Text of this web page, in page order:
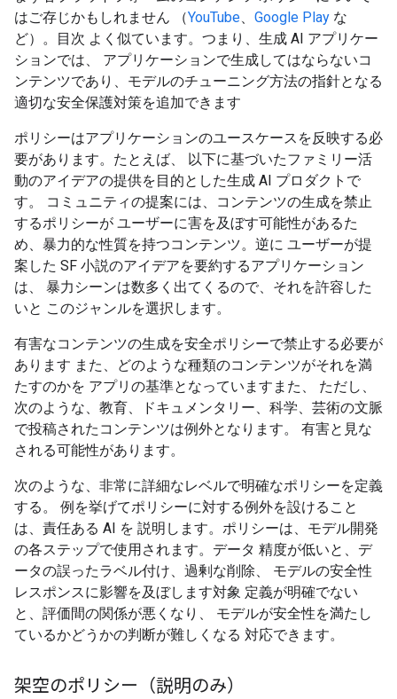
はご存じかもしれません （YouTube、 Google Play な
ど）。目次 よく似ています。つまり、生成 AI アプリケー
ションでは、 アプリケーションで生成してはならないコ
ンテンツであり、モデルのチューニング方法の指針となる
適切な安全保護対策を追加できます
ポリシーはアプリケーションのユースケースを反映する必
要があります。たとえば、 以下に基づいたファミリー活
動のアイデアの提供を目的とした生成 AI プロダクトで
す。 コミュニティの提案には、コンテンツの生成を禁止
するポリシーが ユーザーに害を及ぼす可能性があるた
め、暴力的な性質を持つコンテンツ。逆に ユーザーが提
案した SF 小説のアイデアを要約するアプリケーション
は、 暴力シーンは数多く出てくるので、それを許容した
いと このジャンルを選択します。
有害なコンテンツの生成を安全ポリシーで禁止する必要が
あります また、どのような種類のコンテンツがそれを満
たすのかを アプリの基準となっていますまた、 ただし、
次のような、教育、ドキュメンタリー、科学、芸術の文脈
で投稿されたコンテンツは例外となります。 有害と見な
される可能性があります。
次のような、非常に詳細なレベルで明確なポリシーを定義
する。 例を挙げてポリシーに対する例外を設けること
は、責任ある AI を 説明します。ポリシーは、モデル開発
の各ステップで使用されます。データ 精度が低いと、デ
ータの誤ったラベル付け、過剰な削除、 モデルの安全性
レスポンスに影響を及ぼします対象 定義が明確でない
と、評価間の関係が悪くなり、 モデルが安全性を満たし
ているかどうかの判断が難しくなる 対応できます。
架空のポリシー（説明のみ）